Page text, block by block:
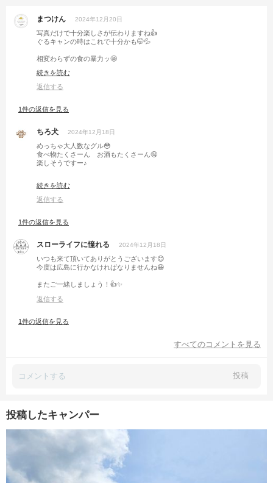
まつけん 2024年12月20日
写真だけで十分楽しさが伝わりますね👍
ぐるキャンの時はこれで十分かも🤭💦
相変わらずの食の暴力ッ🤩
続きを読む
返信する
1件の返信を見る
ちろ犬 2024年12月18日
めっちゃ大人数なグル😳
食べ物たくさーん お酒もたくさーん🤤
楽しそうですー♪
こっちもケーキ用意したらよかったー😭
続きを読む
返信する
1件の返信を見る
スローライフに憧れる 2024年12月18日
いつも来て頂いてありがとうございます😊
今度は広島に行かなければなりませんね😆
またご一緒しましょう！👍✨
返信する
1件の返信を見る
すべてのコメントを見る
投稿
投稿したキャンパー